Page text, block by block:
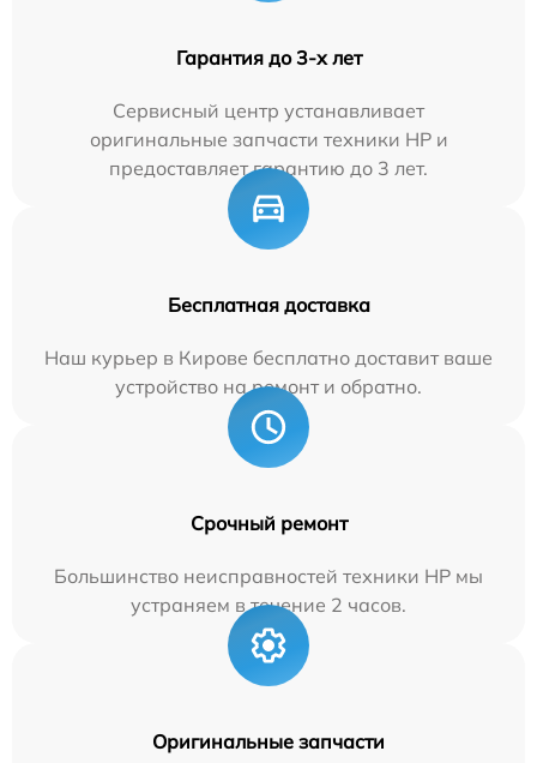
Гарантия до 3-х лет
Сервисный центр устанавливает
оригинальные запчасти техники HP и
предоставляет гарантию до 3 лет.
Бесплатная доставка
Наш курьер в Кирове бесплатно доставит ваше
устройство на ремонт и обратно.
Срочный ремонт
Большинство неисправностей техники HP мы
устраняем в течение 2 часов.
Оригинальные запчасти